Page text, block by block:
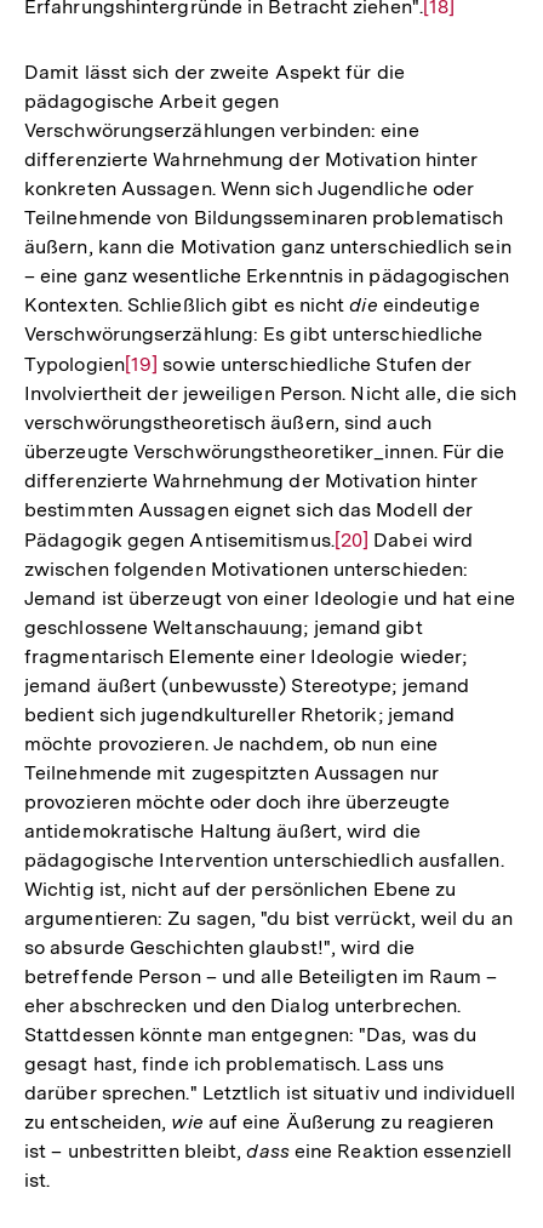
Erfahrungshintergründe in Betracht ziehen". Zur
[18]
Damit lässt sich der zweite Aspekt für die
pädagogische Arbeit gegen
Verschwörungserzählungen verbinden: eine
differenzierte Wahrnehmung der Motivation hinter
konkreten Aussagen. Wenn sich Jugendliche oder
Teilnehmende von Bildungsseminaren problematisch
äußern, kann die Motivation ganz unterschiedlich sein
– eine ganz wesentliche Erkenntnis in pädagogischen
Kontexten. Schließlich gibt es nichtdie eindeutige
Verschwörungserzählung: Es gibt unterschiedliche
TypologienZur
Auflösung
der
Fußnote
[19] sowie unterschiedliche Stufen der
Involviertheit der jeweiligen Person. Nicht alle, die sich
verschwörungstheoretisch äußern, sind auch
überzeugte Verschwörungstheoretiker_innen. Für die
differenzierte Wahrnehmung der Motivation hinter
bestimmten Aussagen eignet sich das Modell der
Pädagogik gegen Antisemitismus.Zur
Auflösung
der
Fußnote
[20] Dabei wird
zwischen folgenden Motivationen unterschieden:
Jemand ist überzeugt von einer Ideologie und hat eine
geschlossene Weltanschauung; jemand gibt
fragmentarisch Elemente einer Ideologie wieder;
jemand äußert (unbewusste) Stereotype; jemand
bedient sich jugendkultureller Rhetorik; jemand
möchte provozieren. Je nachdem, ob nun eine
Teilnehmende mit zugespitzten Aussagen nur
provozieren möchte oder doch ihre überzeugte
antidemokratische Haltung äußert, wird die
pädagogische Intervention unterschiedlich ausfallen.
Wichtig ist, nicht auf der persönlichen Ebene zu
argumentieren: Zu sagen, "du bist verrückt, weil du an
so absurde Geschichten glaubst!", wird die
betreffende Person – und alle Beteiligten im Raum –
eher abschrecken und den Dialog unterbrechen.
Stattdessen könnte man entgegnen: "Das, was du
gesagt hast, finde ich problematisch. Lass uns
darüber sprechen." Letztlich ist situativ und individuell
zu entscheiden, wie auf eine Äußerung zu reagieren
ist – unbestritten bleibt,dasseine Reaktion essenziell
ist.